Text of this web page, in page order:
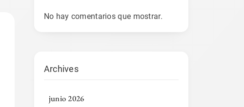
No hay comentarios que mostrar.
Archives
junio 2026